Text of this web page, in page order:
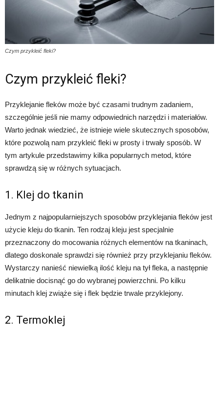
Czym przykleić fleki?
Czym przykleić fleki?
Przyklejanie fleków może być czasami trudnym zadaniem,
szczególnie jeśli nie mamy odpowiednich narzędzi i materiałów.
Warto jednak wiedzieć, że istnieje wiele skutecznych sposobów,
które pozwolą nam przykleić fleki w prosty i trwały sposób. W
tym artykule przedstawimy kilka popularnych metod, które
sprawdzą się w różnych sytuacjach.
1. Klej do tkanin
Jednym z najpopularniejszych sposobów przyklejania fleków jest
użycie kleju do tkanin. Ten rodzaj kleju jest specjalnie
przeznaczony do mocowania różnych elementów na tkaninach,
dlatego doskonale sprawdzi się również przy przyklejaniu fleków.
Wystarczy nanieść niewielką ilość kleju na tył fleka, a następnie
delikatnie docisnąć go do wybranej powierzchni. Po kilku
minutach klej zwiąże się i flek będzie trwale przyklejony.
2. Termoklej